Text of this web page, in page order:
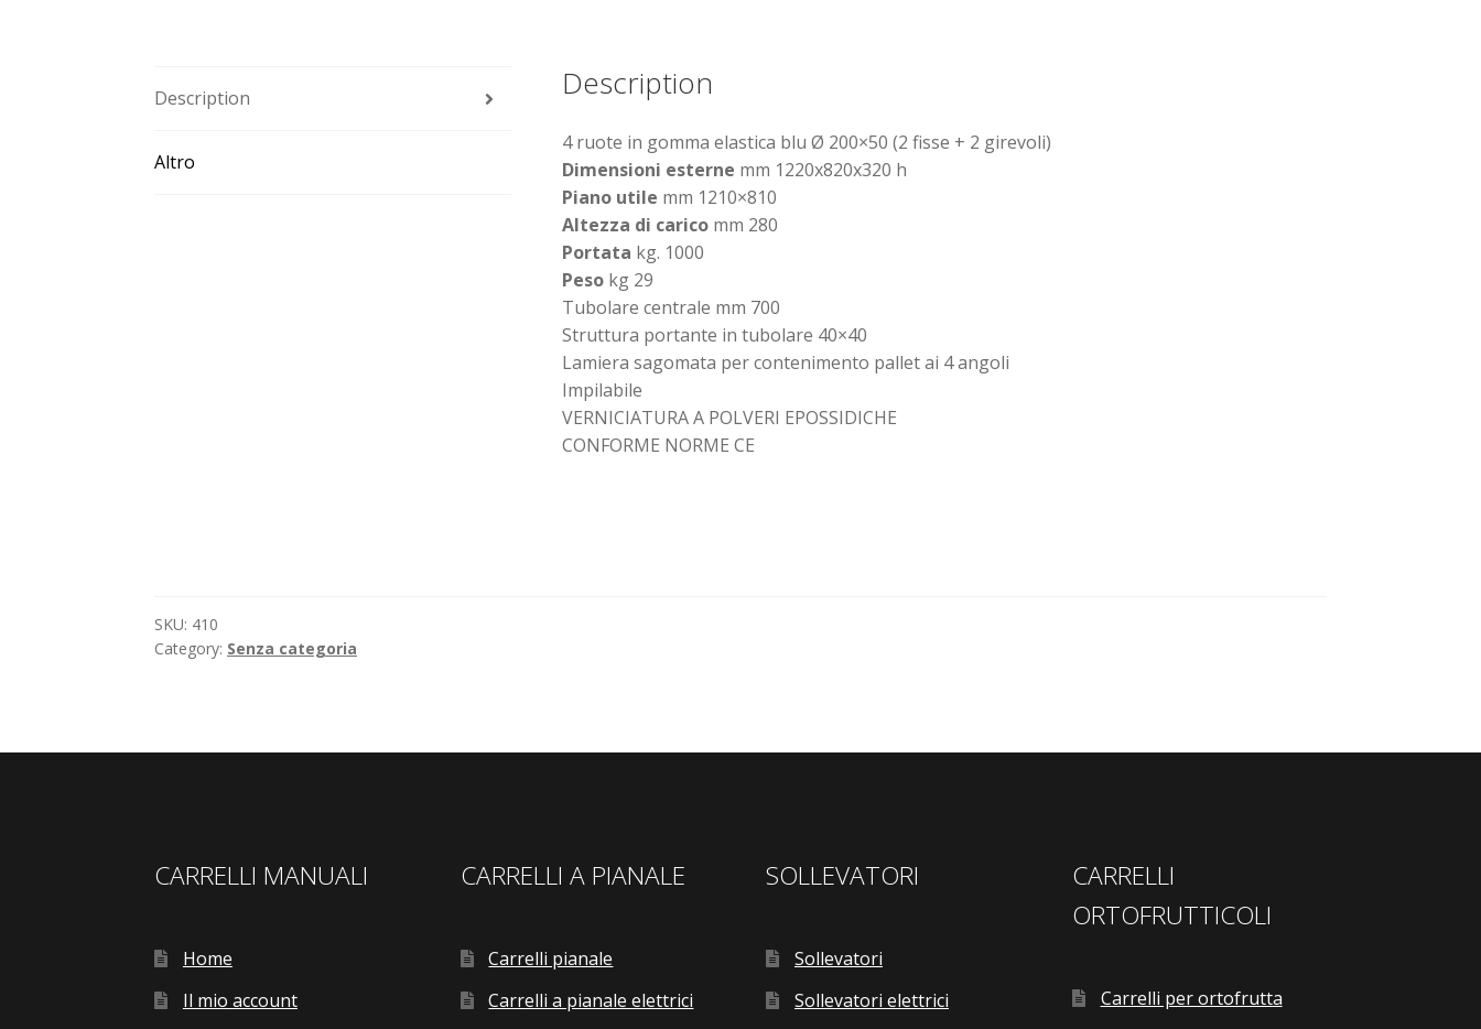
Description
Altro
Description
4 ruote in gomma elastica blu Ø 200×50 (2 fisse + 2 girevoli)
Dimensioni esterne mm 1220x820x320 h
Piano utile mm 1210×810
Altezza di carico mm 280
Portata kg. 1000
Peso kg 29
Tubolare centrale mm 700
Struttura portante in tubolare 40×40
Lamiera sagomata per contenimento pallet ai 4 angoli
Impilabile
VERNICIATURA A POLVERI EPOSSIDICHE
CONFORME NORME CE
SKU: 410
Category: Senza categoria
CARRELLI MANUALI
Home
Il mio account
CARRELLI A PIANALE
Carrelli pianale
Carrelli a pianale elettrici
SOLLEVATORI
Sollevatori
Sollevatori elettrici
CARRELLI
ORTOFRUTTICOLI
Carrelli per ortofrutta